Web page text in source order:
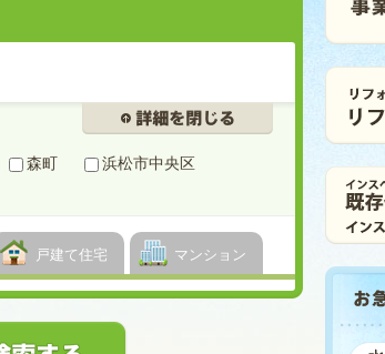
森町
浜松市中央区
戸建て住宅 マンション
お